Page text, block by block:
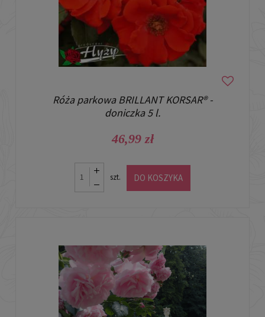
Róża parkowa BRILLANT KORSAR® -
doniczka 5 l.
46,99 zł
szt. DO KOSZYKA